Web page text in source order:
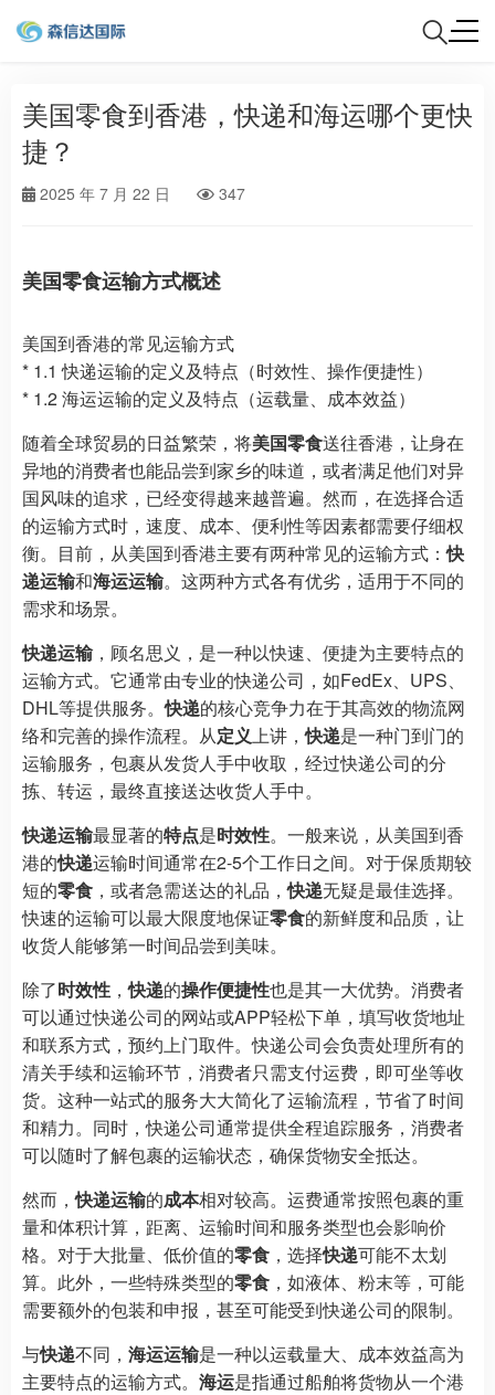
美国零食到香港，快递和海运哪个更快
捷？
2025 年 7 月 22 日 347
美国零食运输方式概述
美国到香港的常见运输方式
* 1.1 快递运输的定义及特点（时效性、操作便捷性）
* 1.2 海运运输的定义及特点（运载量、成本效益）
随着全球贸易的日益繁荣，将美国零食送往香港，让身在
异地的消费者也能品尝到家乡的味道，或者满足他们对异
国风味的追求，已经变得越来越普遍。然而，在选择合适
的运输方式时，速度、成本、便利性等因素都需要仔细权
衡。目前，从美国到香港主要有两种常见的运输方式：快
递运输和海运运输。这两种方式各有优劣，适用于不同的
需求和场景。
快递运输，顾名思义，是一种以快速、便捷为主要特点的
运输方式。它通常由专业的快递公司，如FedEx、UPS、
DHL等提供服务。快递的核心竞争力在于其高效的物流网
络和完善的操作流程。从定义上讲，快递是一种门到门的
运输服务，包裹从发货人手中收取，经过快递公司的分
拣、转运，最终直接送达收货人手中。
快递运输最显著的特点是时效性。一般来说，从美国到香
港的快递运输时间通常在2-5个工作日之间。对于保质期较
短的零食 ，或者急需送达的礼品，快递无疑是最佳选择。
快速的运输可以最大限度地保证零食的新鲜度和品质，让
收货人能够第一时间品尝到美味。
除了时效性 ，快递的操作便捷性也是其一大优势。消费者
可以通过快递公司的网站或APP轻松下单，填写收货地址
和联系方式，预约上门取件。快递公司会负责处理所有的
清关手续和运输环节，消费者只需支付运费，即可坐等收
货。这种一站式的服务大大简化了运输流程，节省了时间
和精力。同时，快递公司通常提供全程追踪服务，消费者
可以随时了解包裹的运输状态，确保货物安全抵达。
然而，快递运输的成本相对较高。运费通常按照包裹的重
量和体积计算，距离、运输时间和服务类型也会影响价
格。对于大批量、低价值的零食 ，选择快递可能不太划
算。此外，一些特殊类型的零食 ，如液体、粉末等，可能
需要额外的包装和申报，甚至可能受到快递公司的限制。
与快递不同， 海运运输是一种以运载量大、成本效益高为
主要特点的运输方式。 海运是指通过船舶将货物从一个港